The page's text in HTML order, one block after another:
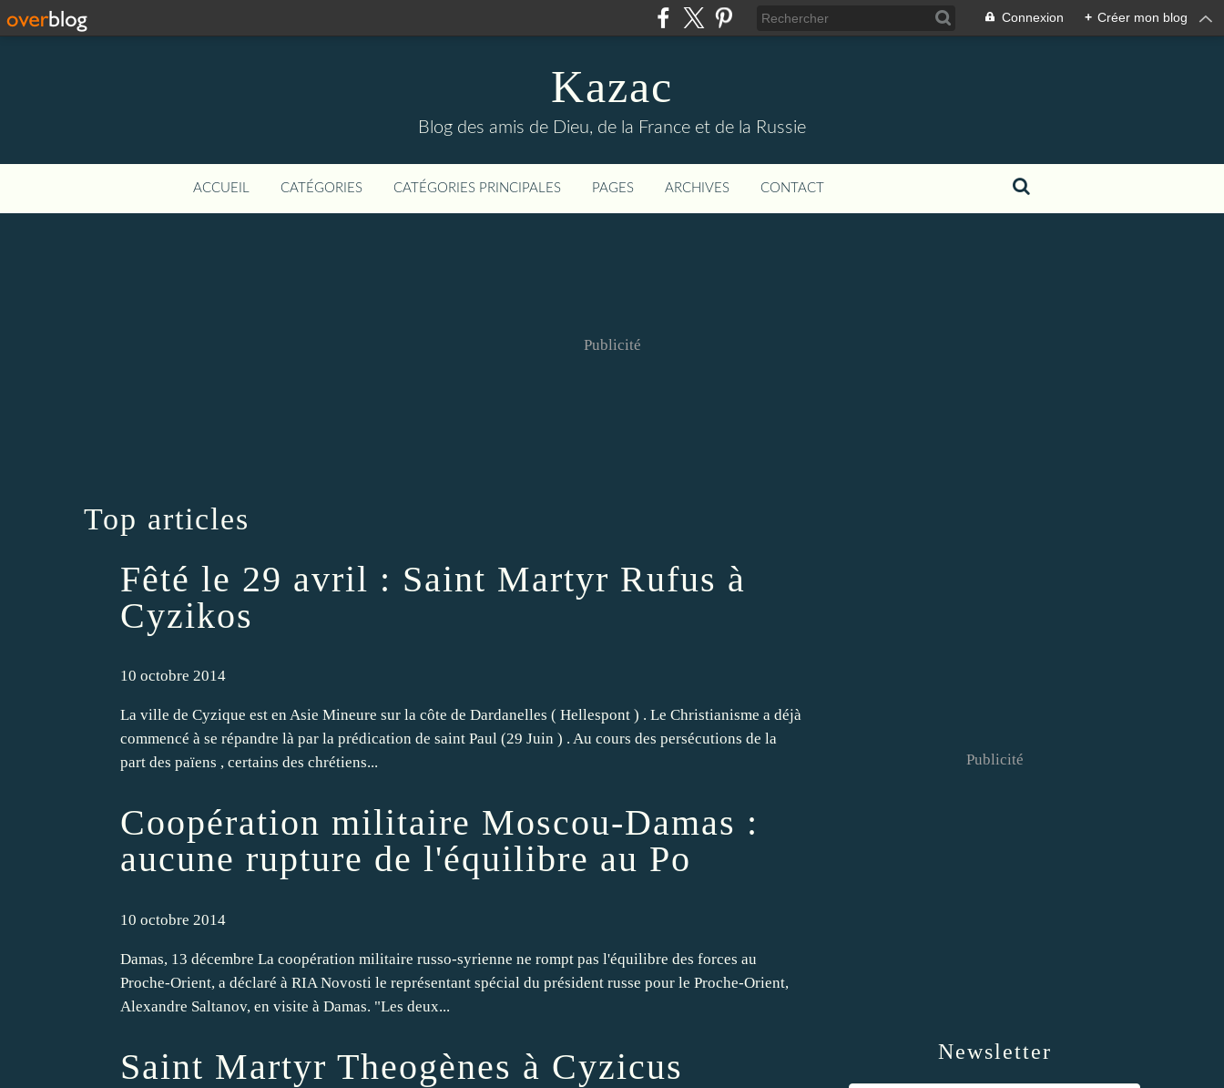
Connexion + Créer mon blog
Kazac
Blog des amis de Dieu, de la France et de la Russie
ACCUEIL CATÉGORIES CATÉGORIES PRINCIPALES PAGES ARCHIVES CONTACT
Publicité
Top articles
Fêté le 29 avril : Saint Martyr Rufus à
Cyzikos
10 octobre 2014
La ville de Cyzique est en Asie Mineure sur la côte de Dardanelles ( Hellespont ) . Le Christianisme a déjà
commencé à se répandre là par la prédication de saint Paul (29 Juin ) . Au cours des persécutions de la
part des païens , certains des chrétiens...
Coopération militaire Moscou-Damas :
aucune rupture de l'équilibre au Po
10 octobre 2014
Damas, 13 décembre La coopération militaire russo-syrienne ne rompt pas l'équilibre des forces au
Proche-Orient, a déclaré à RIA Novosti le représentant spécial du président russe pour le Proche-Orient,
Alexandre Saltanov, en visite à Damas. "Les deux...
Saint Martyr Theogènes à Cyzicus Newsletter
Publicité